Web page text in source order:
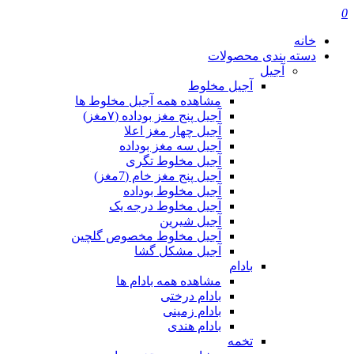
0
خانه
دسته بندی محصولات
آجیل
آجیل مخلوط
مشاهده همه آجیل مخلوط ها
آجیل پنج مغز بوداده (۷مغز)
آجیل چهار مغز اعلا
آجیل سه مغز بوداده
آجیل مخلوط تگری
آجیل پنج مغز خام (7مغز)
آجیل مخلوط بوداده
آجیل مخلوط درجه یک
آجیل شیرین
آجیل مخلوط مخصوص گلچین
آجیل مشکل گشا
بادام
مشاهده همه بادام ها
بادام درختی
بادام زمینی
بادام هندی
تخمه